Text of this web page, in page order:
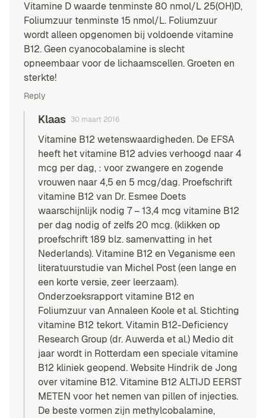
Vitamine D waarde tenminste 80 nmol/L 25(OH)D,
Foliumzuur tenminste 15 nmol/L. Foliumzuur
wordt alleen opgenomen bij voldoende vitamine
B12. Geen cyanocobalamine is slecht
opneembaar voor de lichaamscellen. Groeten en
sterkte!
Reply
Klaas 30 maart 2016
Vitamine B12 wetenswaardigheden. De EFSA
heeft het vitamine B12 advies verhoogd naar 4
mcg per dag, : voor zwangere en zogende
vrouwen naar 4,5 en 5 mcg/dag. Proefschrift
vitamine B12 van Dr. Esmee Doets
waarschijnlijk nodig 7 – 13,4 mcg vitamine B12
per dag nodig of zelfs 20 mcg. (klikken op
proefschrift 189 blz. samenvatting in het
Nederlands). Vitamine B12 en Veganisme een
literatuurstudie van Michel Post (een lange en
een korte versie, zeer leerzaam).
Onderzoeksrapport vitamine B12 en
Foliumzuur van Annaleen Koole et al. Stichting
vitamine B12 tekort. Vitamin B12-Deficiency
Research Group (dr. Auwerda et al.) Medio dit
jaar wordt in Rotterdam een speciale vitamine
B12 kliniek geopend. Website Hindrik de Jong
over vitamine B12. Vitamine B12 ALTIJD EERST
METEN voor het nemen van pillen of injecties.
De beste vormen zijn methylcobalamine,